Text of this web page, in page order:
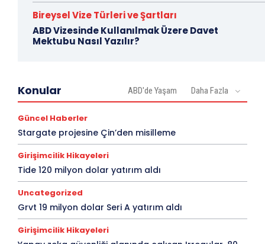
Bireysel Vize Türleri ve Şartları
ABD Vizesinde Kullanılmak Üzere Davet
Mektubu Nasıl Yazılır?
Konular ABD'de Yaşam Daha Fazla
Güncel Haberler
Stargate projesine Çin’den misilleme
Girişimcilik Hikayeleri
Tide 120 milyon dolar yatırım aldı
Uncategorized
Grvt 19 milyon dolar Seri A yatırım aldı
Girişimcilik Hikayeleri